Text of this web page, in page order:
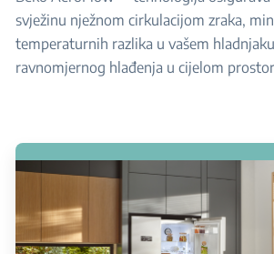
svježinu nježnom cirkulacijom zraka,
temperaturnih razlika u vašem
ravnomjernog hlađenja u cijelom